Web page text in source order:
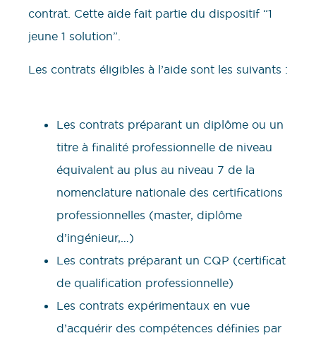
contrat. Cette aide fait partie du dispositif “1
jeune 1 solution”.
Les contrats éligibles à l’aide sont les suivants :
Les contrats préparant un diplôme ou un
titre à finalité professionnelle de niveau
équivalent au plus au niveau 7 de la
nomenclature nationale des certifications
professionnelles (master, diplôme
d’ingénieur,…)
Les contrats préparant un CQP (certificat
de qualification professionnelle)
Les contrats expérimentaux en vue
d’acquérir des compétences définies par